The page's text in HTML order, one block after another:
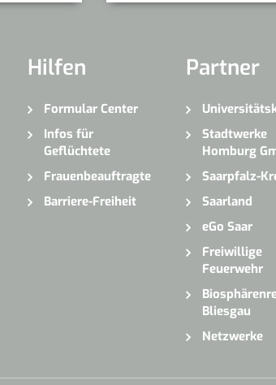
Hilfen
Formular Center
Infos für
Geflüchtete
Frauenbeauftragte
Barriere-Freiheit
Partner
Stadtwerke
Homburg
Saarpfalz-
Saarland
eGo Saar
Freiwillige
Feuerwehr
Bliesgau
Netzwerke